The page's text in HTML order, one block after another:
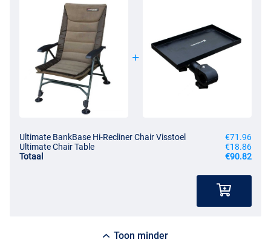
Ultimate BankBase Hi-Recliner Chair Visstoel
€71.96
Ultimate Chair Table
€18.86
Totaal
€90.82
Toon minder